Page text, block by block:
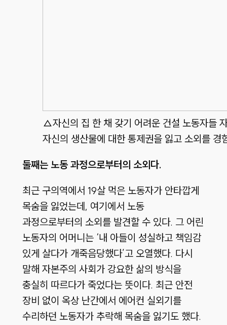
△자신의 집 한 채 갖기 어려운 건설 노동자들
자신의 생산물에 대한 통제권을 잃고 소외를
둘째는 노동 과정으로부터의 소외다.
최근 구의역에서 19살 먹은 노동자가 안타깝게
목숨을 잃었는데, 여기에서 노동
과정으로부터의 소외를 발견할 수 있다. 그 어린
노동자의 어머니는 ‘내 아들이 성실하고 책임감
있게 살다가 개죽음당했다’고 오열했다. 다시
말해 자본주의 사회가 강요한 삶의 방식을
충실히 따르다가 죽었다는 뜻이다. 최근 안전
장비 없이 옥상 난간에서 에어컨 실외기를
수리하던 노동자가 추락해 목숨을 잃기도 했다.